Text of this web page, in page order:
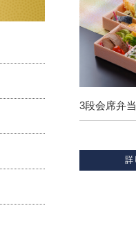
3段会席弁当